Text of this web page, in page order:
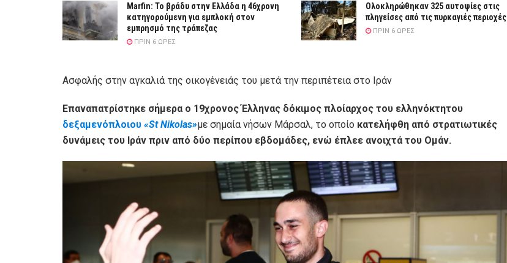
Marfin: Το βράδυ στην Ελλάδα η 46χρονη
κατηγορούμενη για εμπλοκή στον
εμπρησμό της τράπεζας
ΠΡΙΝ 6 ΏΡΕΣ
Ολοκληρώθηκαν 325 αυτοψίες στις
πληγείσες από τις πυρκαγιές περιοχές
ΠΡΙΝ 6 ΏΡΕΣ
Ασφαλής στην αγκαλιά της οικογένειάς του μετά την περιπέτεια στο Ιράν
Επαναπατρίστηκε σήμερα ο 19χρονος Έλληνας δόκιμος πλοίαρχος του ελληνόκτητου
δεξαμενόπλοιου «St Nikolas»με σημαία νήσων Μάρσαλ, το οποίο κατελήφθη από στρατιωτικές
δυνάμεις του Ιράν πριν από δύο περίπου εβδομάδες, ενώ έπλεε ανοιχτά του Ομάν.